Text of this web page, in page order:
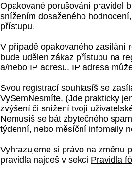
Opakované porušování pravidel
snížením dosaženého
přístupu.
V případě opakovaného zasílání
bude udělen zákaz přístupu na
a/nebo IP adresu. IP adresa
Svou registrací souhlasíš se
VySemNesmíte. (Jde prakticky
zvýšení či snížení tvojí
Nemusíš se bát zbytečného
týdenní, nebo měsíční infomaily
Vyhrazujeme si právo na změnu
pravidla najdeš v sekci Pravidla